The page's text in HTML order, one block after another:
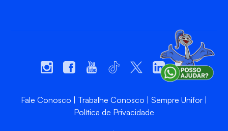
Fale Conosco Trabalhe Conosco
Sempre Unifor
Política de Privacidade